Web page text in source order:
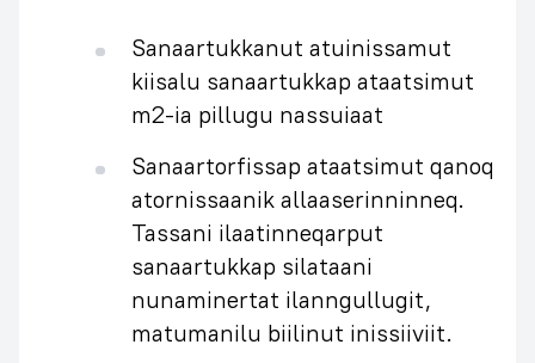
Sanaartukkanut atuinissamut
kiisalu sanaartukkap ataatsimut
m2-ia pillugu nassuiaat
Sanaartorfissap ataatsimut qanoq
atornissaanik allaaserinninneq.
Tassani ilaatinneqarput
sanaartukkap silataani
nunaminertat ilanngullugit,
matumanilu biilinut inissiiviit.